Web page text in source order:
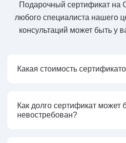
Подарочный сертификат на
любого специалиста нашего
консультаций может быть у
Какая стоимость
Как долго сертификат может
невостребован?